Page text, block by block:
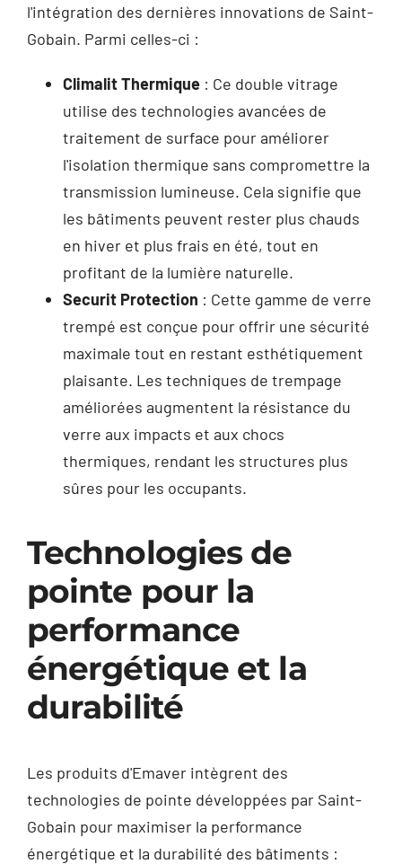
l'intégration des dernières innovations de Saint-
Gobain. Parmi celles-ci :
Climalit Thermique: Ce double vitrage
utilise des technologies avancées de
traitement de surface pour améliorer
l'isolation thermique sans compromettre la
transmission lumineuse. Cela signifie que
les bâtiments peuvent rester plus chauds
en hiver et plus frais en été, tout en
profitant de la lumière naturelle.
Securit Protection : Cette gamme de verre
trempé est conçue pour offrir une sécurité
maximale tout en restant esthétiquement
plaisante. Les techniques de trempage
améliorées augmentent la résistance du
verre aux impacts et aux chocs
thermiques, rendant les structures plus
sûres pour les occupants.
Technologies de
pointe pour la
performance
énergétique et la
durabilité
Les produits d'Emaver intègrent des
technologies de pointe développées par Saint-
Gobain pour maximiser la performance
énergétique et la durabilité des bâtiments :